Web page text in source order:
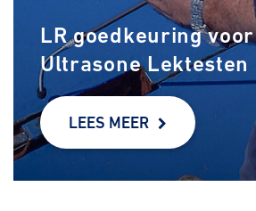
LR goedkeuring voor
Ultrasone Lektesten
LEES MEER